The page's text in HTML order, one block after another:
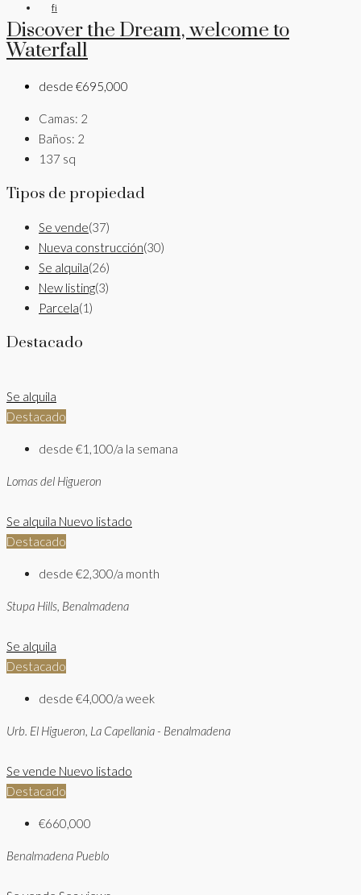
Discover the Dream, welcome to
Waterfall
desde €695,000
Camas: 2
Baños: 2
137 sq
Tipos de propiedad
Se vende(37)
Nueva construcción(30)
Se alquila(26)
New listing(3)
Parcela(1)
Destacado
Se alquila
Destacado
desde €1,100/a la semana
Lomas del Higueron
Se alquila Nuevo listado
Destacado
desde €2,300/a month
Stupa Hills, Benalmadena
Se alquila
Destacado
desde €4,000/a week
Urb. El Higueron, La Capellania - Benalmadena
Se vende Nuevo listado
Destacado
€660,000
Benalmadena Pueblo